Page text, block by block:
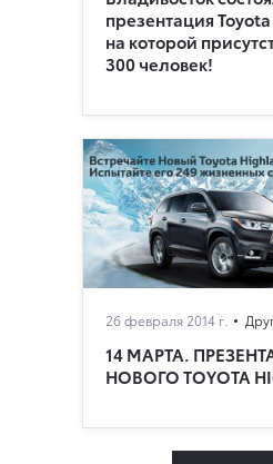
презентация
на которой
300 человек!
26 февраля 2014 г.
14 МАРТА.
НОВОГО TOYOTA